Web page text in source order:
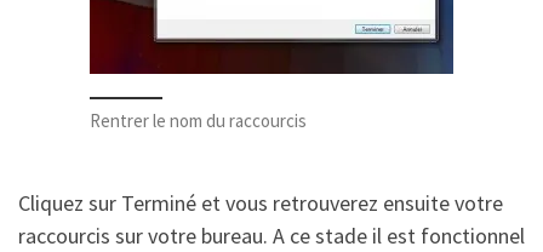
Rentrer le nom du raccourcis
Cliquez sur Terminé et vous retrouverez ensuite votre
raccourcis sur votre bureau. A ce stade il est fonctionnel